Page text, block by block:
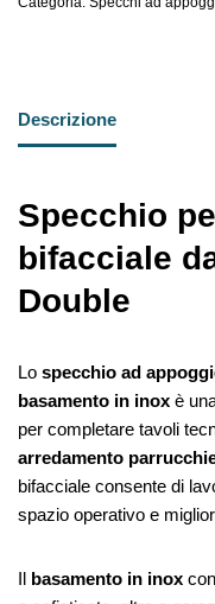
Descrizione
Specchio
bifacciale
Double
Lo specchio ad
basamento in inox è
per completare tavoli
arredamento
bifacciale consente di
spazio operativo e
Il basamento in inox